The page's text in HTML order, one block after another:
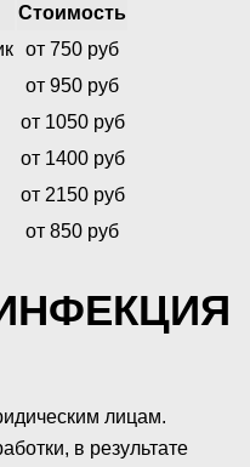
Стоимость
от 750 руб
от 950 руб
от 1050 руб
от 1400 руб
от 2150 руб
от 850 руб
лицам.
в результате